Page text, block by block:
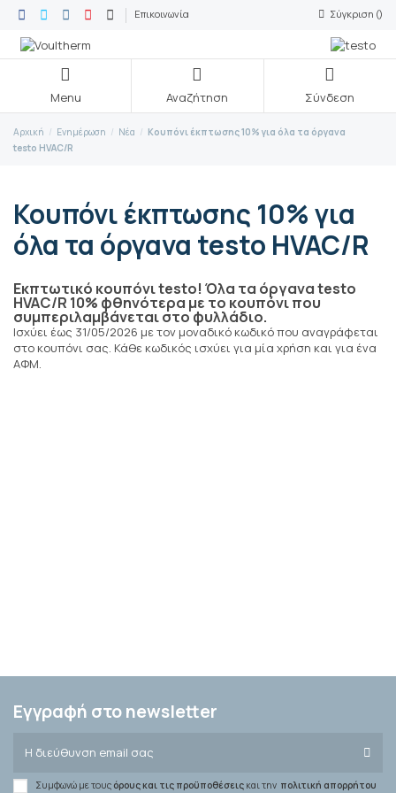
Επικοινωνία Σύγκριση ()
Menu Αναζήτηση Σύνδεση
Αρχική Ενημέρωση Νέα
Κουπόνι έκπτωσης 10% για όλα τα όργανα
testo HVAC/R
Κουπόνι έκπτωσης 10% για
όλα τα όργανα testo HVAC/R
Εκπτωτικό κουπόνι testo! Όλα τα όργανα testo
HVAC/R 10% φθηνότερα με το κουπόνι που
συμπεριλαμβάνεται στο φυλλάδιο.
Ισχύει έως 31/05/2026 με τον μοναδικό κωδικό που αναγράφεται
στο κουπόνι σας. Κάθε κωδικός ισχύει για μία χρήση και για ένα
ΑΦΜ.
Εγγραφή στο newsletter
Συμφωνώ με τους όρους και τις προϋποθέσειςκαι την πολιτική απορρήτου